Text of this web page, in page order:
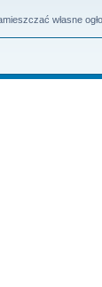
własne